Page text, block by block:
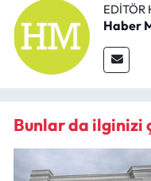
EDITÖR
Haber
Bunlar da ilginizi